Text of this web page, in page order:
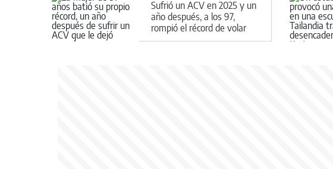
Sufrió un ACV en 2025 y un
año después, a los 97,
rompió el récord de volar
sobre las alas de un avión